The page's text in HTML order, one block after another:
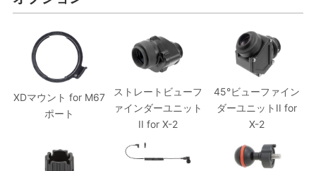
XDマウント for M67
ポート
ストレートビューフ
ァインダーユニット
II for X-2
45°ビューファイン
ダーユニットII for
X-2